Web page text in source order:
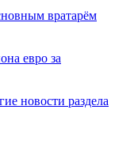
вратарём
евро за
новости раздела